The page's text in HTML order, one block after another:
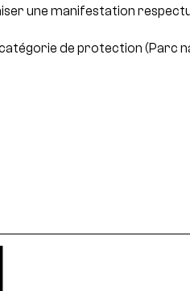
une manifestation
de protection (Parc